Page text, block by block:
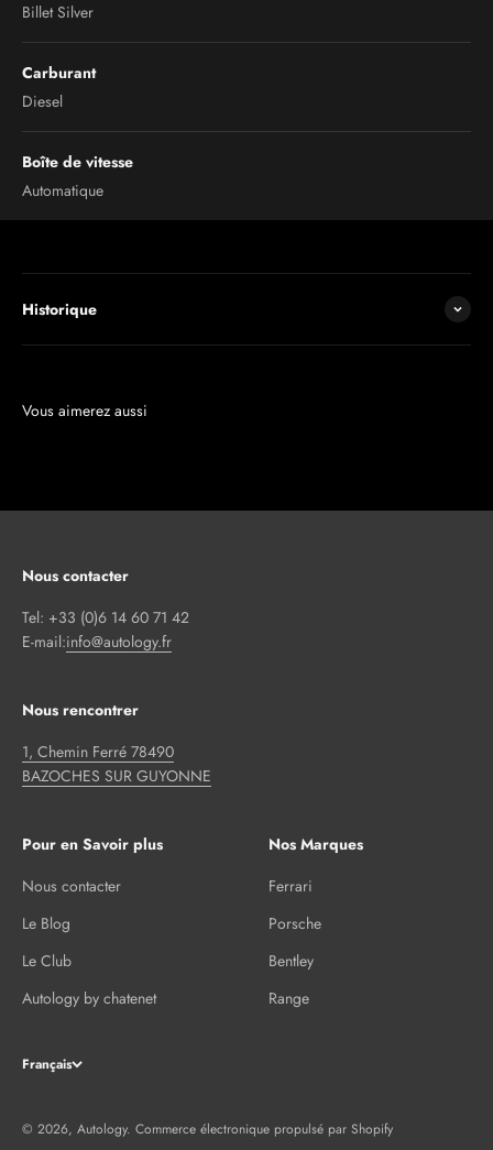
Billet Silver
Carburant
Diesel
Boîte de vitesse
Automatique
Historique
Nous contacter
Tel: +33 (0)6 14 60 71 42
E-mail:info@autology.fr
Nous rencontrer
1, Chemin Ferré 78490
BAZOCHES SUR GUYONNE
Pour en Savoir plus
Nous contacter
Le Blog
Le Club
Autology by chatenet
Nos Marques
Ferrari
Porsche
Bentley
Range
Français
© 2026, Autology. Commerce électronique propulsé par Shopify